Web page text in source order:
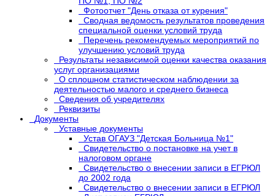
Фотоотчет "День отказа от курения"
Сводная ведомость результатов проведения
специальной оценки условий труда
Перечень рекомендуемых мероприятий по
улучшению условий труда
Результаты независимой оценки качества оказания
услуг организациями
О сплошном статистическом наблюдении за
деятельностью малого и среднего бизнеса
Сведения об учредителях
Реквизиты
Документы
Уставные документы
Устав ОГАУЗ "Детская Больница №1"
Свидетельство о постановке на учет в
налоговом органе
Свидетельство о внесении записи в ЕГРЮЛ
до 2002 года
Свидетельство о внесении записи в ЕГРЮЛ